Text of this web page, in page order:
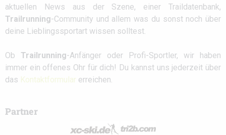
aktuellen News aus der Szene, einer Traildatenbank,
Trailrunning-Community und allem was du sonst noch über
deine Lieblingssportart wissen solltest.
Ob Trailrunning-Anfänger oder Profi-Sportler, wir haben
immer ein offenes Ohr für dich! Du kannst uns jederzeit über
das Kontaktformular erreichen.
Partner